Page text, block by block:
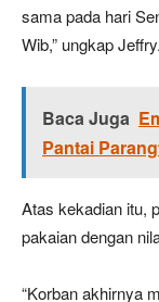
sama pada hari
Wib,” ungkap Jeffry.
Baca Juga
Pantai
Atas kekadian itu,
pakaian dengan
“Korban akhirnya